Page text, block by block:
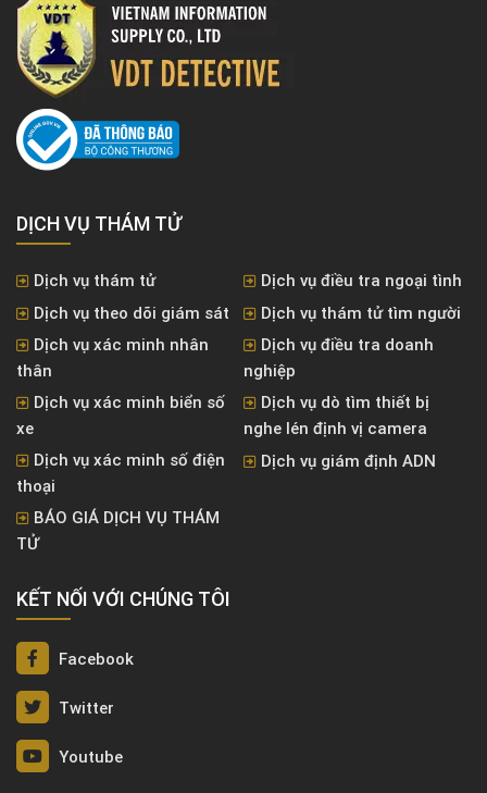
DỊCH VỤ THÁM TỬ
Dịch vụ thám tử
Dịch vụ điều tra ngoại tình
Dịch vụ theo dõi giám sát
Dịch vụ thám tử tìm người
Dịch vụ xác minh nhân
thân
Dịch vụ điều tra doanh
nghiệp
Dịch vụ xác minh biển số
xe
Dịch vụ dò tìm thiết bị
nghe lén định vị camera
Dịch vụ xác minh số điện
thoại
Dịch vụ giám định ADN
BÁO GIÁ DỊCH VỤ THÁM
TỬ
KẾT NỐI VỚI CHÚNG TÔI
Facebook
Twitter
Youtube